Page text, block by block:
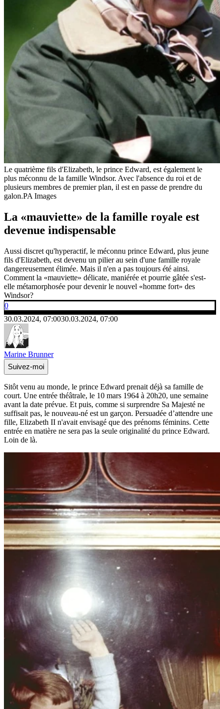
Le quatrième fils d'Elizabeth, le prince Edward, est également le
plus méconnu de la famille Windsor. Avec l'absence du roi et de
plusieurs membres de premier plan, il est en passe de prendre du
galon.PA Images
La «mauviette» de la famille royale est
devenue indispensable
Aussi discret qu'hyperactif, le méconnu prince Edward, plus jeune
fils d'Elizabeth, est devenu un pilier au sein d'une famille royale
dangereusement élimée. Mais il n'en a pas toujours été ainsi.
Comment la «mauviette» délicate, maniérée et pourrie gâtée s'est-
elle métamorphosée pour devenir le nouvel «homme fort» des
Windsor?
0
30.03.2024, 07:0030.03.2024, 07:00
Marine Brunner
Suivez-moi
Sitôt venu au monde, le prince Edward prenait déjà sa famille de
court. Une entrée théâtrale, le 10 mars 1964 à 20h20, une semaine
avant la date prévue. Et puis, comme si surprendre Sa Majesté ne
suffisait pas, le nouveau-né est un garçon. Persuadée d’attendre une
fille, Elizabeth II n'avait envisagé que des prénoms féminins. Cette
entrée en matière ne sera pas la seule originalité du prince Edward.
Loin de là.